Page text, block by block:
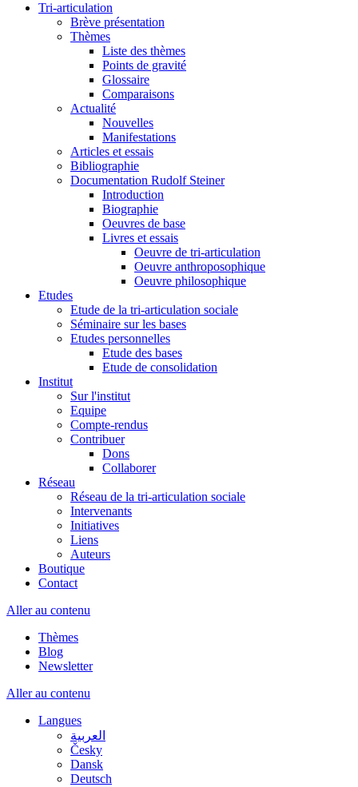
Tri-articulation
Brève présentation
Thèmes
Liste des thèmes
Points de gravité
Glossaire
Comparaisons
Actualité
Nouvelles
Manifestations
Articles et essais
Bibliographie
Documentation Rudolf Steiner
Introduction
Biographie
Oeuvres de base
Livres et essais
Oeuvre de tri-articulation
Oeuvre anthroposophique
Oeuvre philosophique
Etudes
Etude de la tri-articulation sociale
Séminaire sur les bases
Etudes personnelles
Etude des bases
Etude de consolidation
Institut
Sur l'institut
Equipe
Compte-rendus
Contribuer
Dons
Collaborer
Réseau
Réseau de la tri-articulation sociale
Intervenants
Initiatives
Liens
Auteurs
Boutique
Contact
Aller au contenu
Thèmes
Blog
Newsletter
Aller au contenu
Langues
العربية
Česky
Dansk
Deutsch